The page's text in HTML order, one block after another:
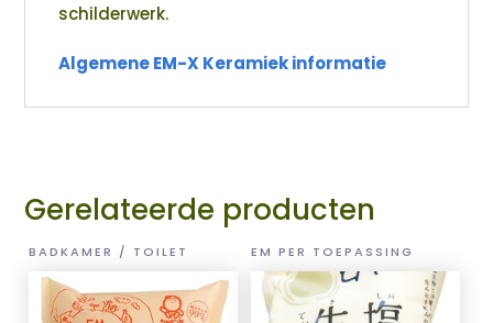
schilderwerk.
Algemene EM-X Keramiek informatie
Gerelateerde producten
BADKAMER / TOILET EM PER TOEPASSING